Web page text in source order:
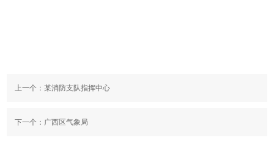
上一个： 某消防支队指挥中心
下一个： 广西区气象局